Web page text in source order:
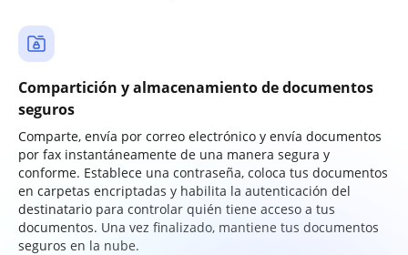
Compartición y almacenamiento de documentos
seguros
Comparte, envía por correo electrónico y envía documentos
por fax instantáneamente de una manera segura y
conforme. Establece una contraseña, coloca tus documentos
en carpetas encriptadas y habilita la autenticación del
destinatario para controlar quién tiene acceso a tus
documentos. Una vez finalizado, mantiene tus documentos
seguros en la nube.